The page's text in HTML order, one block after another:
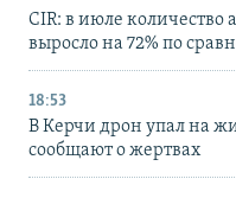
CIR: в июле количество
выросло на 72% по
18:53
В Керчи дрон упал на
сообщают о жертвах